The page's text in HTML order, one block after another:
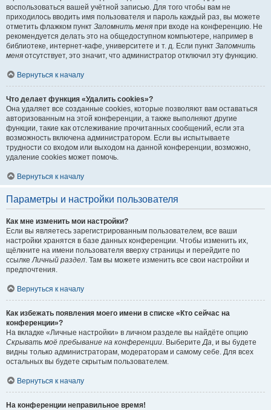
воспользоваться вашей учётной записью. Для того чтобы вам не
приходилось вводить имя пользователя и пароль каждый раз, вы можете
отметить флажком пункт Запомнить меня при входе на конференцию. Не
рекомендуется делать это на общедоступном компьютере, например в
библиотеке, интернет-кафе, университете и т. д. Если пункт Запомнить
меня отсутствует, это значит, что администратор отключил эту функцию.
Вернуться к началу
Что делает функция «Удалить cookies»?
Она удаляет все созданные cookies, которые позволяют вам оставаться
авторизованным на этой конференции, а также выполняют другие
функции, такие как отслеживание прочитанных сообщений, если эта
возможность включена администратором. Если вы испытываете
трудности со входом или выходом на данной конференции, возможно,
удаление cookies может помочь.
Вернуться к началу
Параметры и настройки пользователя
Как мне изменить мои настройки?
Если вы являетесь зарегистрированным пользователем, все ваши
настройки хранятся в базе данных конференции. Чтобы изменить их,
щёлкните на имени пользователя вверху страницы и перейдите по
ссылкеЛичный раздел. Там вы можете изменить все свои настройки и
предпочтения.
Вернуться к началу
Как избежать появления моего имени в списке «Кто сейчас на
конференции»?
На вкладке «Личные настройки» в личном разделе вы найдёте опцию
Скрывать моё пребывание на конференции. ВыберитеДа, и вы будете
видны только администраторам, модераторам и самому себе. Для всех
остальных вы будете скрытым пользователем.
Вернуться к началу
На конференции неправильное время!